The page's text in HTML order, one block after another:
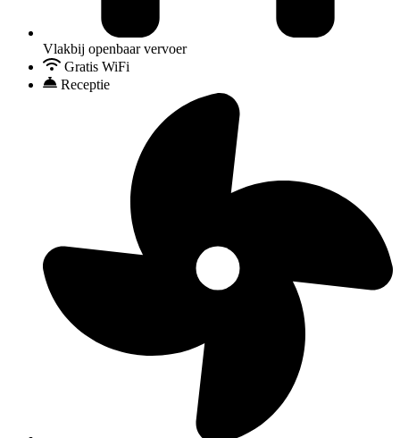
Vlakbij openbaar vervoer
Gratis WiFi
Receptie